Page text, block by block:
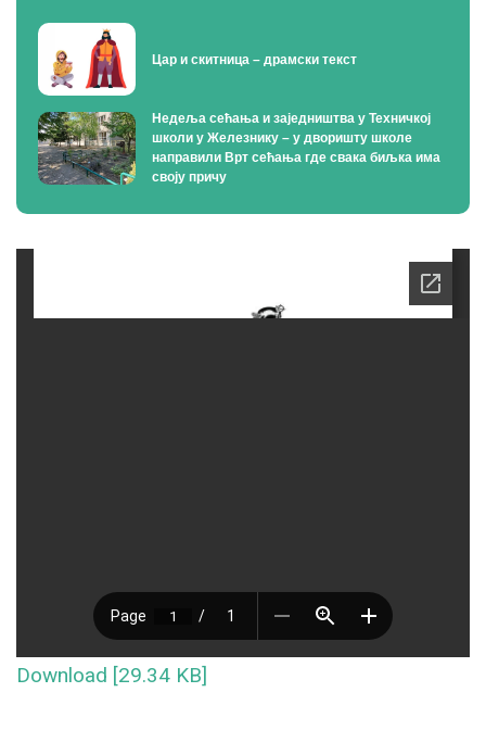
Цар и скитница – драмски текст
Недеља сећања и заједништва у Техничкој
школи у Железнику – у дворишту школе
направили Врт сећања где свака биљка има
своју причу
Download [29.34 KB]